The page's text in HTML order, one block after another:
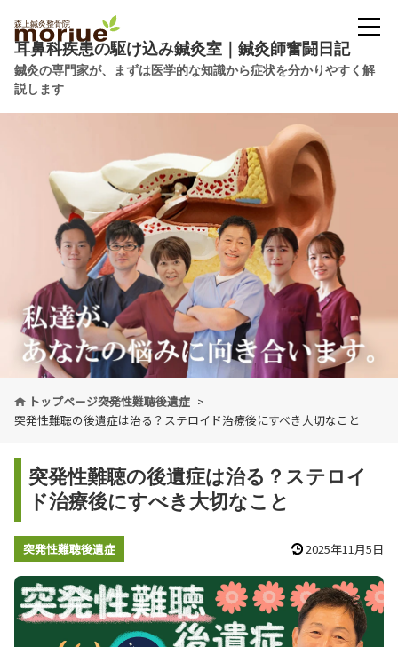
耳鼻科疾患の駆け込み鍼灸室｜鍼灸師奮闘日記
鍼灸の専門家が、まずは医学的な知識から症状を分かりやすく解
説します
トップページ突発性難聴後遺症
突発性難聴の後遺症は治る？ステロイド治療後にすべき大切なこと
突発性難聴の後遺症は治る？ステロイ
ド治療後にすべき大切なこと
突発性難聴後遺症 2025年11月5日